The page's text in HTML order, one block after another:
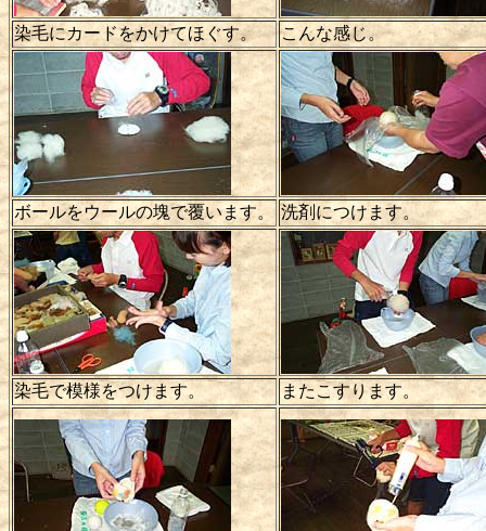
染毛にカードをかけてほぐす。 こんな感じ。
ボールをウールの塊で覆います。 洗剤につけます。
染毛で模様をつけます。 またこすります。